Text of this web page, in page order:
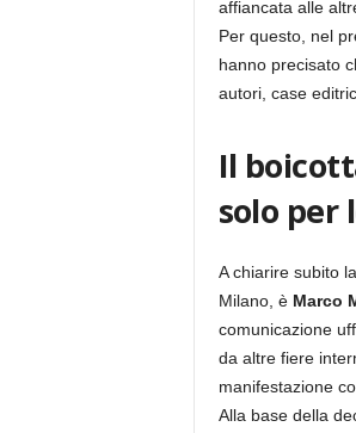
affiancata alle
Per questo, nel
hanno precisato
autori, case
Il
solo per
A chiarire subito
Milano, è Marco
comunicazione
da altre fiere
manifestazione
Alla base della